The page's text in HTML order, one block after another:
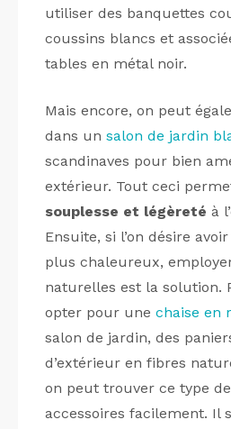
utiliser des banquettes
coussins blancs et
tables en métal noir.
Mais encore, on peut
dans un salon de jardin
scandinaves pour bien
extérieur. Tout ceci
souplesse et légèreté à
Ensuite, si l’on désire
plus chaleureux,
naturelles est la solution.
opter pour une chaise en
salon de jardin, des
d’extérieur en fibres
on peut trouver ce type
accessoires facilement. Il